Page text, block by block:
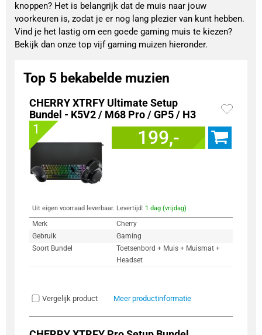
knoppen? Het is belangrijk dat de muis naar jouw
voorkeuren is, zodat je er nog lang plezier van kunt hebben.
Vind je het lastig om een goede gaming muis te kiezen?
Bekijk dan onze top vijf gaming muizen hieronder.
Top 5 bekabelde muzien
CHERRY XTRFY Ultimate Setup
Bundel - K5V2 / M68 Pro / GP5 / H3
1 199,-
Uit eigen voorraad leverbaar. Levertijd: 1 dag (vrijdag)
Merk
Cherry
Gebruik
Gaming
Soort Bundel
Toetsenbord + Muis + Muismat +
Headset
Vergelijk product Meer productinformatie